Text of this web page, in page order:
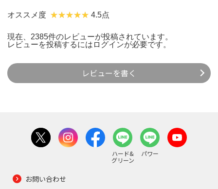
オススメ度 4.5点
現在、2385件のレビューが投稿されています。
レビューを投稿するには ログインが必要です。
レビューを書く
ハード&
グリーン
パワー
お問い合わせ